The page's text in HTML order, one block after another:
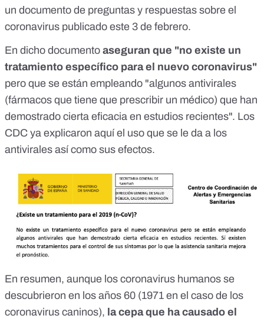
un documento de preguntas y respuestas sobre el
coronavirus publicado este 3 de febrero.
En dicho documento aseguran que "no existe un
tratamiento específico para el nuevo coronavirus"
pero que se están empleando "algunos antivirales
(fármacos que tiene que prescribir un médico) que han
demostrado cierta eficacia en estudios recientes". Los
CDC ya explicaron aquíel uso que se le da a los
antivirales así como sus efectos.
En resumen, aunque los coronavirus humanos se
descubrieron en los años 60 (1971 en el caso de los
coronavirus caninos), la cepa que ha causado el